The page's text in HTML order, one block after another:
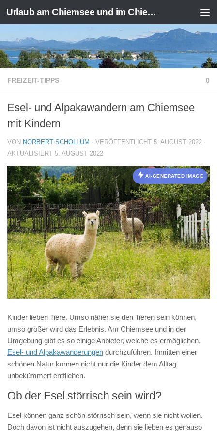
Zum Inhalt springen Urlaub am Chiemsee und im Chiemgau
FREIZEIT-TIPPS 0
Esel- und Alpakawandern am Chiemsee
mit Kindern
VON NORBERT SCHOLLUM · VERÖFFENTLICHT 5. AUGUST 2022 ·
AKTUALISIERT 5. AUGUST 2022
AI-GENERATED IMAGE
Kinder lieben Tiere. Umso näher sie den Tieren sein können,
umso größer wird das Erlebnis. Am Chiemsee und in der
Umgebung gibt es so einige Anbieter, welche es ermöglichen,
Esel- und Alpakawanderungen durchzuführen. Inmitten einer
schönen Natur können nicht nur die Kinder dem Alltag
unbekümmert entfliehen.
Ob der Esel störrisch sein wird?
Esel können ganz schön störrisch sein, wenn sie nicht wollen.
Doch davon ist nicht auszugehen, denn sie lieben es genauso